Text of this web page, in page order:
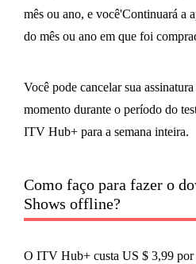
mês ou ano, e você'Continuará
do mês ou ano em que foi
Você pode cancelar sua
momento durante o período do
ITV Hub+ para a semana inteira.
Como faço para fazer o
Shows offline?
O ITV Hub+ custa US $ 3,99 por